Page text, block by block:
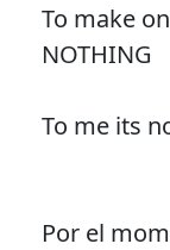
To make
NOTHING
To me its
Por el